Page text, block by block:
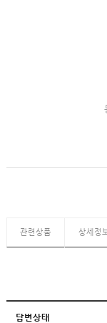
관련상품 상세정
답변상태